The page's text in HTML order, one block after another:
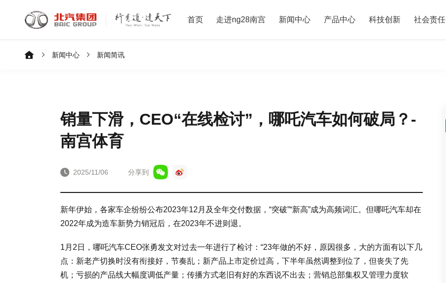
首页 走进ng28南宫 新闻中心 产品中心 科技创新 社会责任
新闻中心 新闻简讯
销量下滑，CEO“在线检讨”，哪吒汽车如何破局？-
南宫体育
2025/11/06 分享到
新年伊始，各家车企纷纷公布2023年12月及全年交付数据，“突破”“新高”成为高频词汇。但哪吒汽车却在
2022年成为造车新势力销冠后，在2023年不进则退。
1月2日，哪吒汽车CEO张勇发文对过去一年进行了检讨：“23年做的不好，原因很多，大的方面有以下几
点：新老产切换时没有衔接好，节奏乱；新产品上市定价过高，下半年虽然调整到位了，但丧失了先
机；亏损的产品线大幅度调低产量；传播方式老旧有好的东西说不出去；营销总部集权又管理力度软